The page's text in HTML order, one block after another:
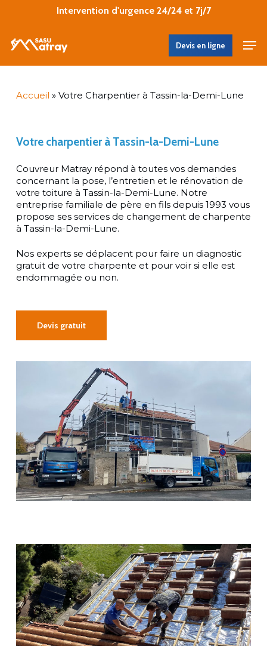
content
Intervention d'urgence 24/24 et 7j/7
Devis en ligne
Accueil » Votre Charpentier à Tassin-la-Demi-Lune
Votre charpentier à Tassin-la-Demi-Lune
Couvreur Matray répond à toutes vos demandes
concernant la pose, l’entretien et le rénovation de
votre toiture à Tassin-la-Demi-Lune. Notre
entreprise familiale de père en fils depuis 1993 vous
propose ses services de changement de charpente
à Tassin-la-Demi-Lune.
Nos experts se déplacent pour faire un diagnostic
gratuit de votre charpente et pour voir si elle est
endommagée ou non.
Devis gratuit
Menu